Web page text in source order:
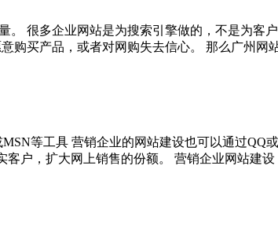
很多企业网站是为搜索引擎做的，不是为客
购买产品，或者对网购失去信心。 那么广州网
等工具 营销企业的网站建设也可以通过QQ
户，扩大网上销售的份额。 营销企业网站建设